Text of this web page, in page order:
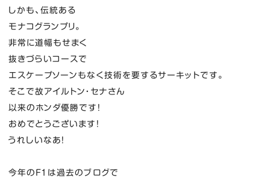
しかも、伝統ある
モナコグランプリ。
非常に道幅もせまく
抜きづらいコースで
エスケープソーンもなく技術を要するサーキットです。
そこで故アイルトン・セナさん
以来のホンダ優勝です！
おめでとうございます！
うれしいなあ！
今年のF１は過去のブログで